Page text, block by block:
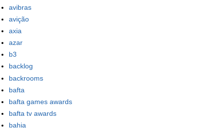
avibras
avição
axia
azar
b3
backlog
backrooms
bafta
bafta games awards
bafta tv awards
bahia